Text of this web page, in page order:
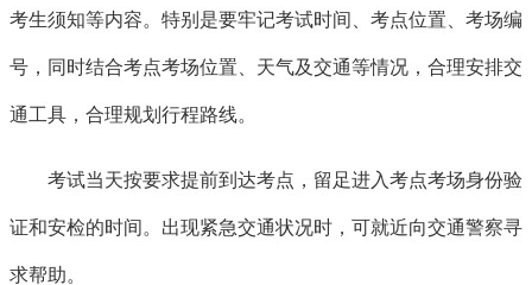
考生须知等内容。特别是要牢记考试时间、考点位置、考场编
号，同时结合考点考场位置、天气及交通等情况，合理安排交
通工具，合理规划行程路线。
考试当天按要求提前到达考点，留足进入考点考场身份验
证和安检的时间。出现紧急交通状况时，可就近向交通警察寻
求帮助。